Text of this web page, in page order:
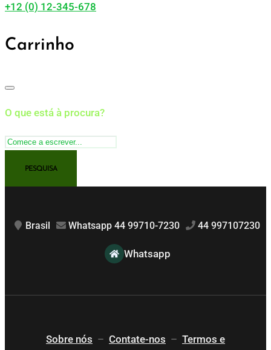
+12 (0) 12-345-678
Carrinho
O que está à procura?
Brasil Whatsapp 44 99710-7230 44 997107230
Whatsapp
Sobre nós – Contate-nos – Termos e